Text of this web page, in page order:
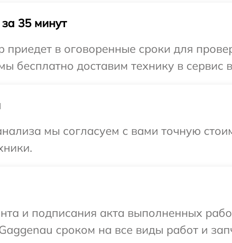
35 минут
в оговоренные сроки для
бесплатно доставим технику в сервис
мы согласуем с вами точную
и подписания акта выполненных
сроком на все виды работ и